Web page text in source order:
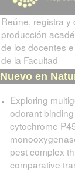
Reúne, registra y
producción
de los docentes
de la Facultad
Nuevo en
Exploring
odorant
cytochrome
pest complex
comparative